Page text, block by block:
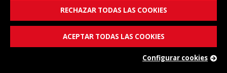
RECHAZAR TODAS LAS COOKIES
ACEPTAR TODAS LAS COOKIES
Configurar cookies